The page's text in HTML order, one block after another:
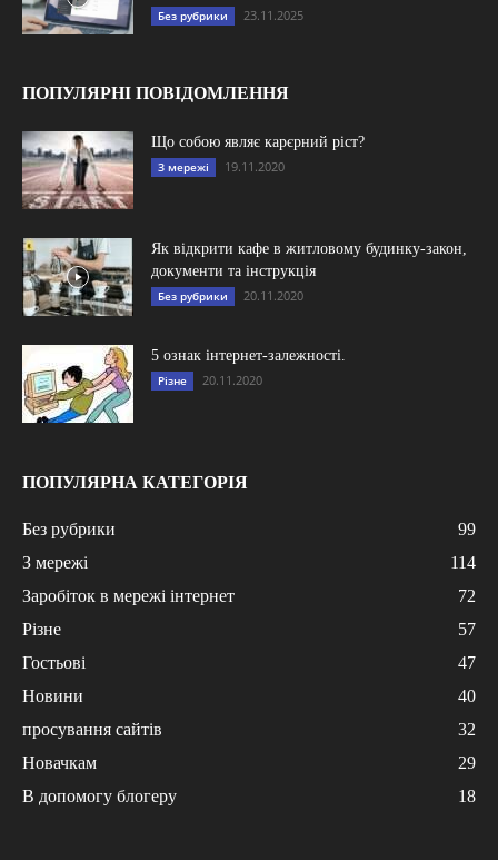
Без рубрики 23.11.2025
ПОПУЛЯРНІ ПОВІДОМЛЕННЯ
Що собою являє карєрний ріст?
З мережі 19.11.2020
Як відкрити кафе в житловому будинку-закон,
документи та інструкція
Без рубрики 20.11.2020
5 ознак інтернет-залежності.
Різне 20.11.2020
ПОПУЛЯРНА КАТЕГОРІЯ
Без рубрики
99
З мережі
114
Заробіток в мережі інтернет
72
Різне
57
Гостьові
47
Новини
40
просування сайтів
32
Новачкам
29
В допомогу блогеру
18